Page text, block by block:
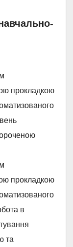
прокладкою
прокладкою
в
та